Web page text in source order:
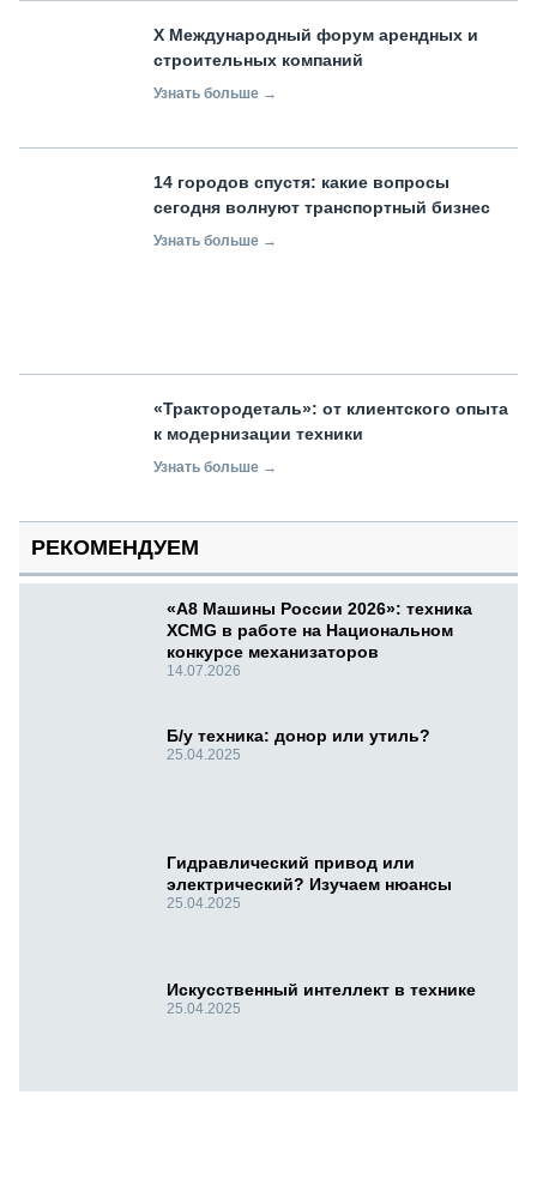
X Международный форум арендных и
строительных компаний
Узнать больше →
14 городов спустя: какие вопросы
сегодня волнуют транспортный бизнес
Узнать больше →
«Трактородеталь»: от клиентского опыта
к модернизации техники
Узнать больше →
РЕКОМЕНДУЕМ
«А8 Машины России 2026»: техника
XCMG в работе на Национальном
конкурсе механизаторов
14.07.2026
Б/у техника: донор или утиль?
25.04.2025
Гидравлический привод или
электрический? Изучаем нюансы
25.04.2025
Искусственный интеллект в технике
25.04.2025